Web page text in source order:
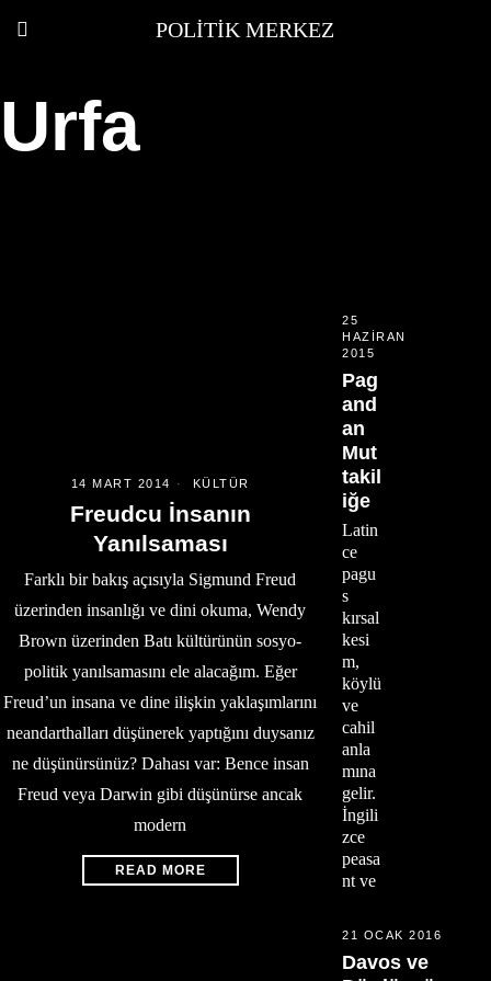
POLITIK MERKEZ
Urfa
14 MART 2014 KÜLTÜR
Freudcu İnsanın
Yanılsaması
Farklı bir bakış açısıyla Sigmund Freud
üzerinden insanlığı ve dini okuma, Wendy
Brown üzerinden Batı kültürünün sosyo-
politik yanılsamasını ele alacağım. Eğer
Freud’un insana ve dine ilişkin yaklaşımlarını
neandarthalları düşünerek yaptığını duysanız
ne düşünürsünüz? Dahası var: Bence insan
Freud veya Darwin gibi düşünürse ancak
modern
READ MORE
25
HAZIRAN
2015
Pag
and
an
Mut
takil
iğe
Latin
ce
pagu
s
kırsal
kesi
m,
köylü
ve
cahil
anla
mına
gelir.
İngili
zce
peasa
nt ve
21 OCAK 2016
Davos ve